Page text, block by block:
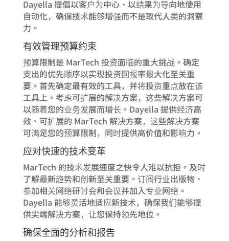
Dayella 提倡以客户为中心、以结果为导向地使用
自动化，确保技术能够增强而不是取代人类的洞察
力。
有效管理预算约束
预算限制是 MarTech 投资面临的重大挑战。确定
支出的优先顺序以实现投资回报率最大化至关重
要。首先确定最有效的工具，并将投资重点放在该
工具上。考虑可扩展的解决方案，这些解决方案可
以随着您的业务发展而增长。Dayella 提供经济高
效、可扩展的 MarTech 解决方案，这些解决方案
可满足您的预算限制，同时提供高价值和影响力。
应对快速的技术变革
MarTech 的技术发展速度之快令人难以抗拒。及时
了解最新趋势和创新至关重要。订阅行业出版物、
参加相关网络研讨会和会议并加入专业网络。
Dayella 能够灵活地适应新技术，确保我们能够提
供尖端解决方案，让您保持领先地位。
确保全面的分析和报告